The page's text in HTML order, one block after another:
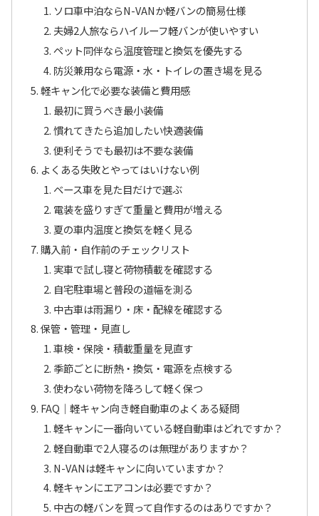
ソロ車中泊ならN-VANか軽バンの簡易仕様
夫婦2人旅ならハイルーフ軽バンが使いやすい
ペット同伴なら温度管理と換気を優先する
防災兼用なら電源・水・トイレの置き場を見る
軽キャン化で必要な装備と費用感
最初に買うべき最小装備
慣れてきたら追加したい快適装備
便利そうでも最初は不要な装備
よくある失敗とやってはいけない例
ベース車を見た目だけで選ぶ
電装を盛りすぎて重量と費用が増える
夏の車内温度と換気を軽く見る
購入前・自作前のチェックリスト
実車で試し寝と荷物積載を確認する
自宅駐車場と普段の道幅を測る
中古車は雨漏り・床・配線を確認する
保管・管理・見直し
車検・保険・積載重量を見直す
季節ごとに断熱・換気・電源を点検する
使わない荷物を降ろして軽く保つ
FAQ｜軽キャン向き軽自動車のよくある疑問
軽キャンに一番向いている軽自動車はどれですか？
軽自動車で2人寝るのは無理がありますか？
N-VANは軽キャンに向いていますか？
軽キャンにエアコンは必要ですか？
中古の軽バンを買って自作するのはありですか？